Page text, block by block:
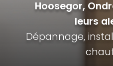
Hoosegor,
leurs
Dépannage,